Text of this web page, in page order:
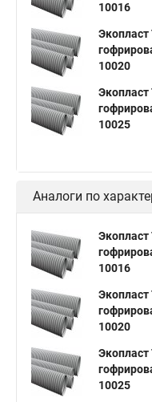
10016
10020
10025
Аналоги по
10016
10020
10025